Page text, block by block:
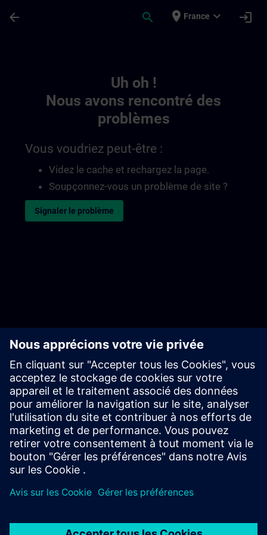
arrow_back search place France expand_more login
Uh oh !
Nous avons rencontré des
problèmes
Vous voudriez peut-être :
Videz le cache et rechargez la page.
Soupçonnez-vous un problème de site ?
Signaler le problème